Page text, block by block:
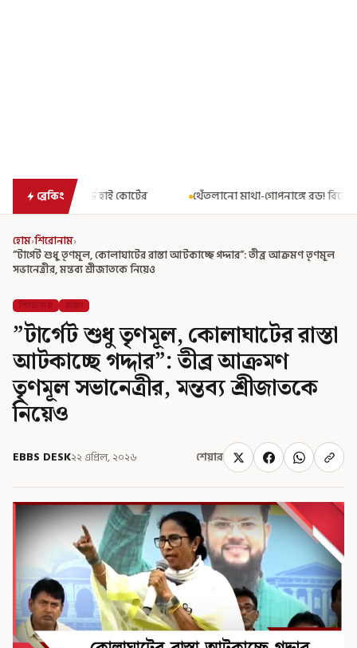
ব্রেকিংথেঁতলানো মাথা-গোপনাঙ্গে রড! বিজেপিশাসিত অসমে নাবালিকার
হোম›শিরোনাম›
”টার্গেট শুধু তৃণমূল, কোলাঘাটের রাস্তা আটকাচ্ছে গদ্দার”: তীব্র আক্রমণ তৃণমূল
সভানেত্রীর, মন্তব্য শ্রীজাতকে নিয়েও
শিরোনাম রাজ্য
”টার্গেট শুধু তৃণমূল, কোলাঘাটের রাস্তা
আটকাচ্ছে গদ্দার”: তীব্র আক্রমণ
তৃণমূল সভানেত্রীর, মন্তব্য শ্রীজাতকে
নিয়েও
EBBS DESK২২ এপ্রিল, ২০২৬ শেয়ার